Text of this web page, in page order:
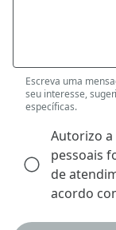
Escreva uma
seu interesse,
específicas.
Autorizo a
pessoais
de
acordo